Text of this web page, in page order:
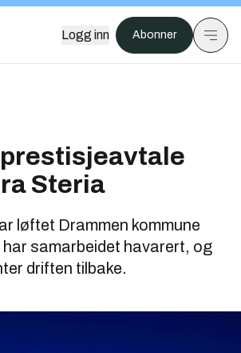
Logg inn Abonner
prestisjeavtale
Steria
løftet Drammen kommune
samarbeidet havarert, og
driften tilbake.